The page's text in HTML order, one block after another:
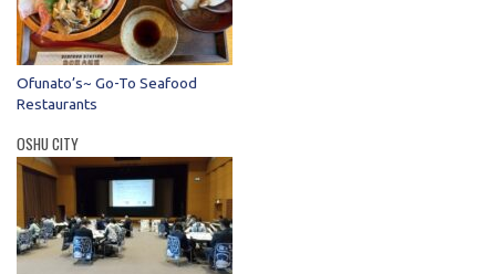
Ofunato’s~ Go-To Seafood
Restaurants
OSHU CITY